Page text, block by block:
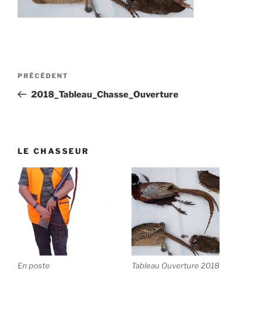
Navigation
l’article
Article
précédent
PRÉCÉDENT
2018_Tableau_Chasse_Ouverture
LE CHASSEUR
En poste Tableau Ouverture 2018